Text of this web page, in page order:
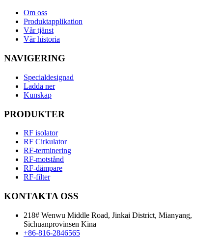
Om oss
Produktapplikation
Vår tjänst
Vår historia
NAVIGERING
Specialdesignad
Ladda ner
Kunskap
PRODUKTER
RF isolator
RF Cirkulator
RF-terminering
RF-motstånd
RF-dämpare
RF-filter
KONTAKTA OSS
218# Wenwu Middle Road, Jinkai District, Mianyang,
Sichuanprovinsen Kina
+86-816-2846565